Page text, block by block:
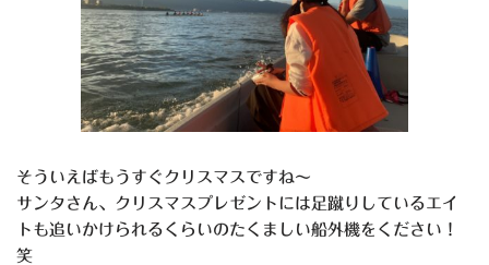
そういえばもうすぐクリスマスですね～
サンタさん、クリスマスプレゼントには足蹴りしているエイ
トも追いかけられるくらいのたくましい船外機をください！
笑